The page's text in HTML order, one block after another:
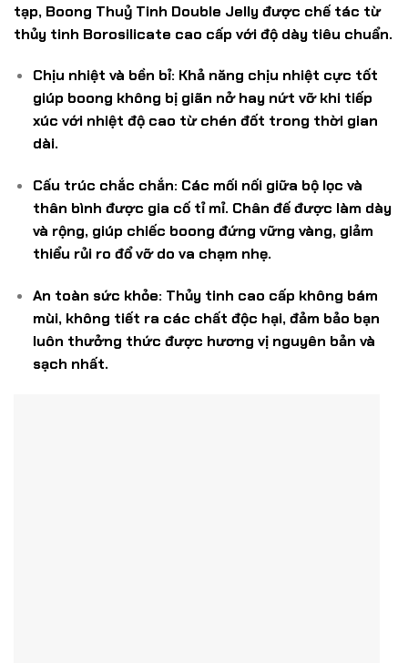
tạp, Boong Thuỷ Tinh Double Jelly được chế tác từ
thủy tinh Borosilicate cao cấp với độ dày tiêu chuẩn.
Chịu nhiệt và bền bỉ: Khả năng chịu nhiệt cực tốt
giúp boong không bị giãn nở hay nứt vỡ khi tiếp
xúc với nhiệt độ cao từ chén đốt trong thời gian
dài.
Cấu trúc chắc chắn: Các mối nối giữa bộ lọc và
thân bình được gia cố tỉ mỉ. Chân đế được làm dày
và rộng, giúp chiếc boong đứng vững vàng, giảm
thiểu rủi ro đổ vỡ do va chạm nhẹ.
An toàn sức khỏe: Thủy tinh cao cấp không bám
mùi, không tiết ra các chất độc hại, đảm bảo bạn
luôn thưởng thức được hương vị nguyên bản và
sạch nhất.